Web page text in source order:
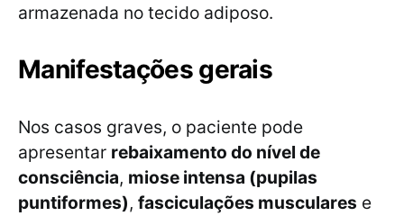
armazenada no tecido adiposo.
Manifestações gerais
Nos casos graves, o paciente pode
apresentar rebaixamento do nível de
consciência, miose intensa (pupilas
puntiformes), fasciculações musculares e